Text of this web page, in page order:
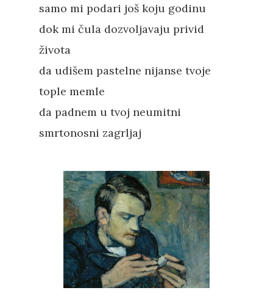
samo mi podari još koju godinu
dok mi čula dozvoljavaju privid
života
da udišem pastelne nijanse tvoje
tople memle
da padnem u tvoj neumitni
smrtonosni zagrljaj